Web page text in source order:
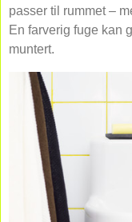
passer til rummet –
En farverig fuge kan
muntert.